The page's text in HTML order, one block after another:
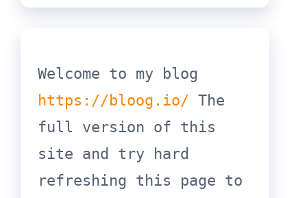
https://bloog.io/ The
full version of this
site and try hard
refreshing this page to